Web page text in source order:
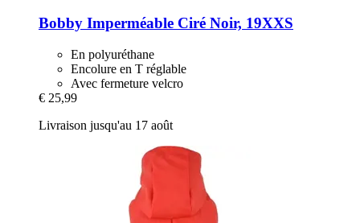
Bobby Imperméable Ciré Noir, 19XXS
En polyuréthane
Encolure en T réglable
Avec fermeture velcro
€ 25,99
Livraison jusqu'au 17 août